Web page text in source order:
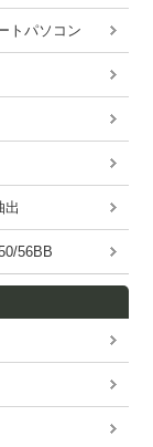
トパソコン
出
56BB